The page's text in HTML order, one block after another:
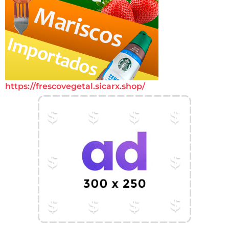
https://frescovegetal.sicarx.shop/